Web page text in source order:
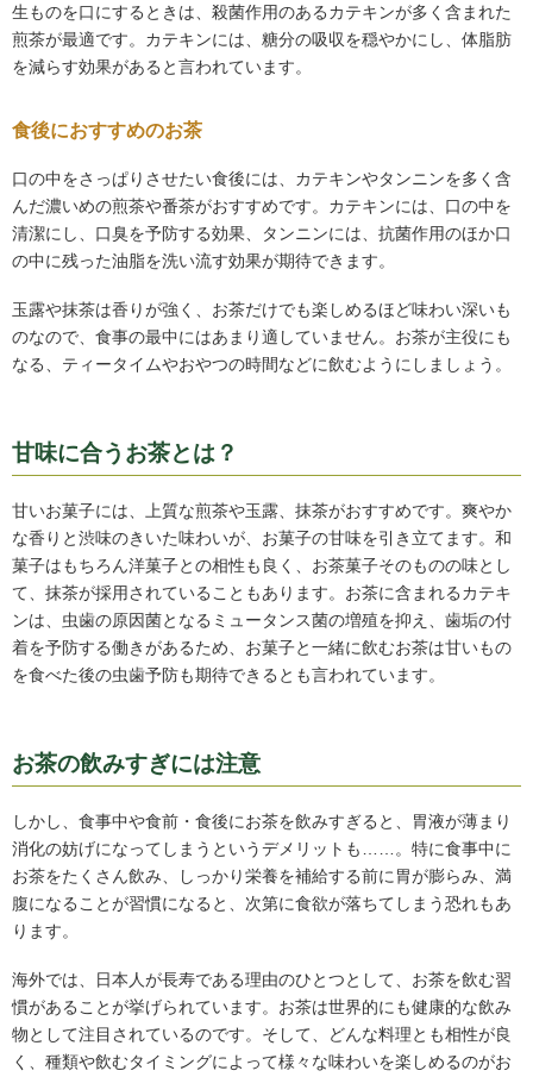
生ものを口にするときは、殺菌作用のあるカテキンが多く含まれた
煎茶が最適です。カテキンには、糖分の吸収を穏やかにし、体脂肪
を減らす効果があると言われています。
食後におすすめのお茶
口の中をさっぱりさせたい食後には、カテキンやタンニンを多く含
んだ濃いめの煎茶や番茶がおすすめです。カテキンには、口の中を
清潔にし、口臭を予防する効果、タンニンには、抗菌作用のほか口
の中に残った油脂を洗い流す効果が期待できます。
玉露や抹茶は香りが強く、お茶だけでも楽しめるほど味わい深いも
のなので、食事の最中にはあまり適していません。お茶が主役にも
なる、ティータイムやおやつの時間などに飲むようにしましょう。
甘味に合うお茶とは？
甘いお菓子には、上質な煎茶や玉露、抹茶がおすすめです。爽やか
な香りと渋味のきいた味わいが、お菓子の甘味を引き立てます。和
菓子はもちろん洋菓子との相性も良く、お茶菓子そのものの味とし
て、抹茶が採用されていることもあります。お茶に含まれるカテキ
ンは、虫歯の原因菌となるミュータンス菌の増殖を抑え、歯垢の付
着を予防する働きがあるため、お菓子と一緒に飲むお茶は甘いもの
を食べた後の虫歯予防も期待できるとも言われています。
お茶の飲みすぎには注意
しかし、食事中や食前・食後にお茶を飲みすぎると、胃液が薄まり
消化の妨げになってしまうというデメリットも……。特に食事中に
お茶をたくさん飲み、しっかり栄養を補給する前に胃が膨らみ、満
腹になることが習慣になると、次第に食欲が落ちてしまう恐れもあ
ります。
海外では、日本人が長寿である理由のひとつとして、お茶を飲む習
慣があることが挙げられています。お茶は世界的にも健康的な飲み
物として注目されているのです。そして、どんな料理とも相性が良
く、種類や飲むタイミングによって様々な味わいを楽しめるのがお